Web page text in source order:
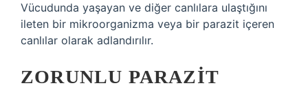
Vücudunda yaşayan ve diğer canlılara ulaştığını
ileten bir mikroorganizma veya bir parazit içeren
canlılar olarak adlandırılır.
ZORUNLU PARAZIT